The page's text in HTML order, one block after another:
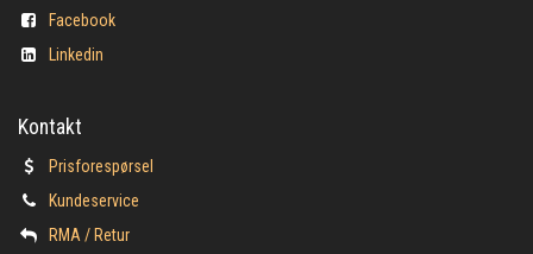
Facebook
Linkedin
Kontakt
Prisforespørsel
Kundeservice
​RMA / Retur